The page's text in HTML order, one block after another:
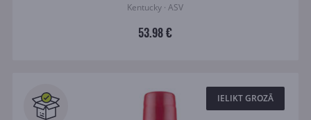
Kentucky · ASV
53.98 €
IELIKT GROZĀ